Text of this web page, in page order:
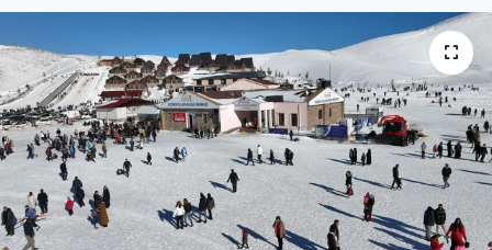
TEKNOLOJİ
Dünya
İlçeler
MAGAZİN
Bilim, Teknoloji